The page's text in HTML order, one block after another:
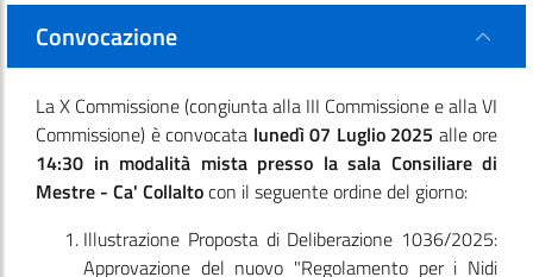
Convocazione
La X Commissione(congiunta alla III Commissione e alla VI
Commissione) è convocata lunedì 07 Luglio 2025 alle ore
14:30 in modalità mista presso la sala Consiliare di
Mestre - Ca' Collaltocon il seguente ordine del giorno:
Illustrazione Proposta di Deliberazione 1036/2025:
Approvazione del nuovo "Regolamento per i Nidi